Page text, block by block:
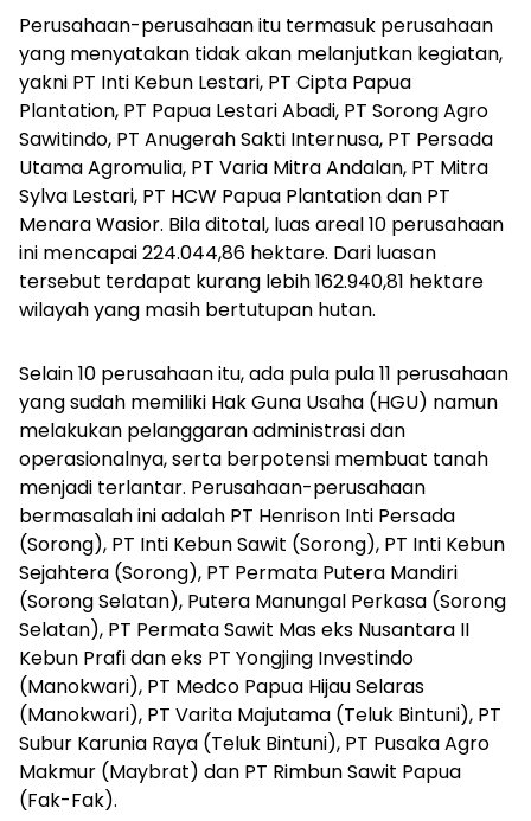
Perusahaan-perusahaan itu termasuk perusahaan
yang menyatakan tidak akan melanjutkan kegiatan,
yakni PT Inti Kebun Lestari, PT Cipta Papua
Plantation, PT Papua Lestari Abadi, PT Sorong Agro
Sawitindo, PT Anugerah Sakti Internusa, PT Persada
Utama Agromulia, PT Varia Mitra Andalan, PT Mitra
Sylva Lestari, PT HCW Papua Plantation dan PT
Menara Wasior. Bila ditotal, luas areal 10 perusahaan
ini mencapai 224.044,86 hektare. Dari luasan
tersebut terdapat kurang lebih 162.940,81 hektare
wilayah yang masih bertutupan hutan.
Selain 10 perusahaan itu, ada pula pula 11 perusahaan
yang sudah memiliki Hak Guna Usaha (HGU) namun
melakukan pelanggaran administrasi dan
operasionalnya, serta berpotensi membuat tanah
menjadi terlantar. Perusahaan-perusahaan
bermasalah ini adalah PT Henrison Inti Persada
(Sorong), PT Inti Kebun Sawit (Sorong), PT Inti Kebun
Sejahtera (Sorong), PT Permata Putera Mandiri
(Sorong Selatan), Putera Manungal Perkasa (Sorong
Selatan), PT Permata Sawit Mas eks Nusantara II
Kebun Prafi dan eks PT Yongjing Investindo
(Manokwari), PT Medco Papua Hijau Selaras
(Manokwari), PT Varita Majutama (Teluk Bintuni), PT
Subur Karunia Raya (Teluk Bintuni), PT Pusaka Agro
Makmur (Maybrat) dan PT Rimbun Sawit Papua
(Fak-Fak).